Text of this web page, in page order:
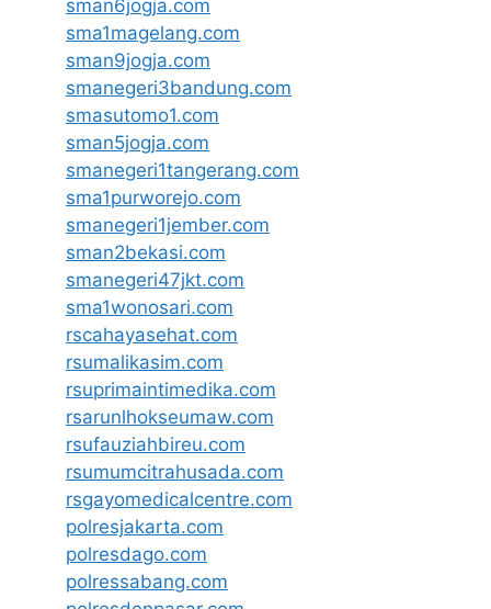
sman6jogja.com
sma1magelang.com
sman9jogja.com
smanegeri3bandung.com
smasutomo1.com
sman5jogja.com
smanegeri1tangerang.com
sma1purworejo.com
smanegeri1jember.com
sman2bekasi.com
smanegeri47jkt.com
sma1wonosari.com
rscahayasehat.com
rsumalikasim.com
rsuprimaintimedika.com
rsarunlhokseumaw.com
rsufauziahbireu.com
rsumumcitrahusada.com
rsgayomedicalcentre.com
polresjakarta.com
polresdago.com
polressabang.com